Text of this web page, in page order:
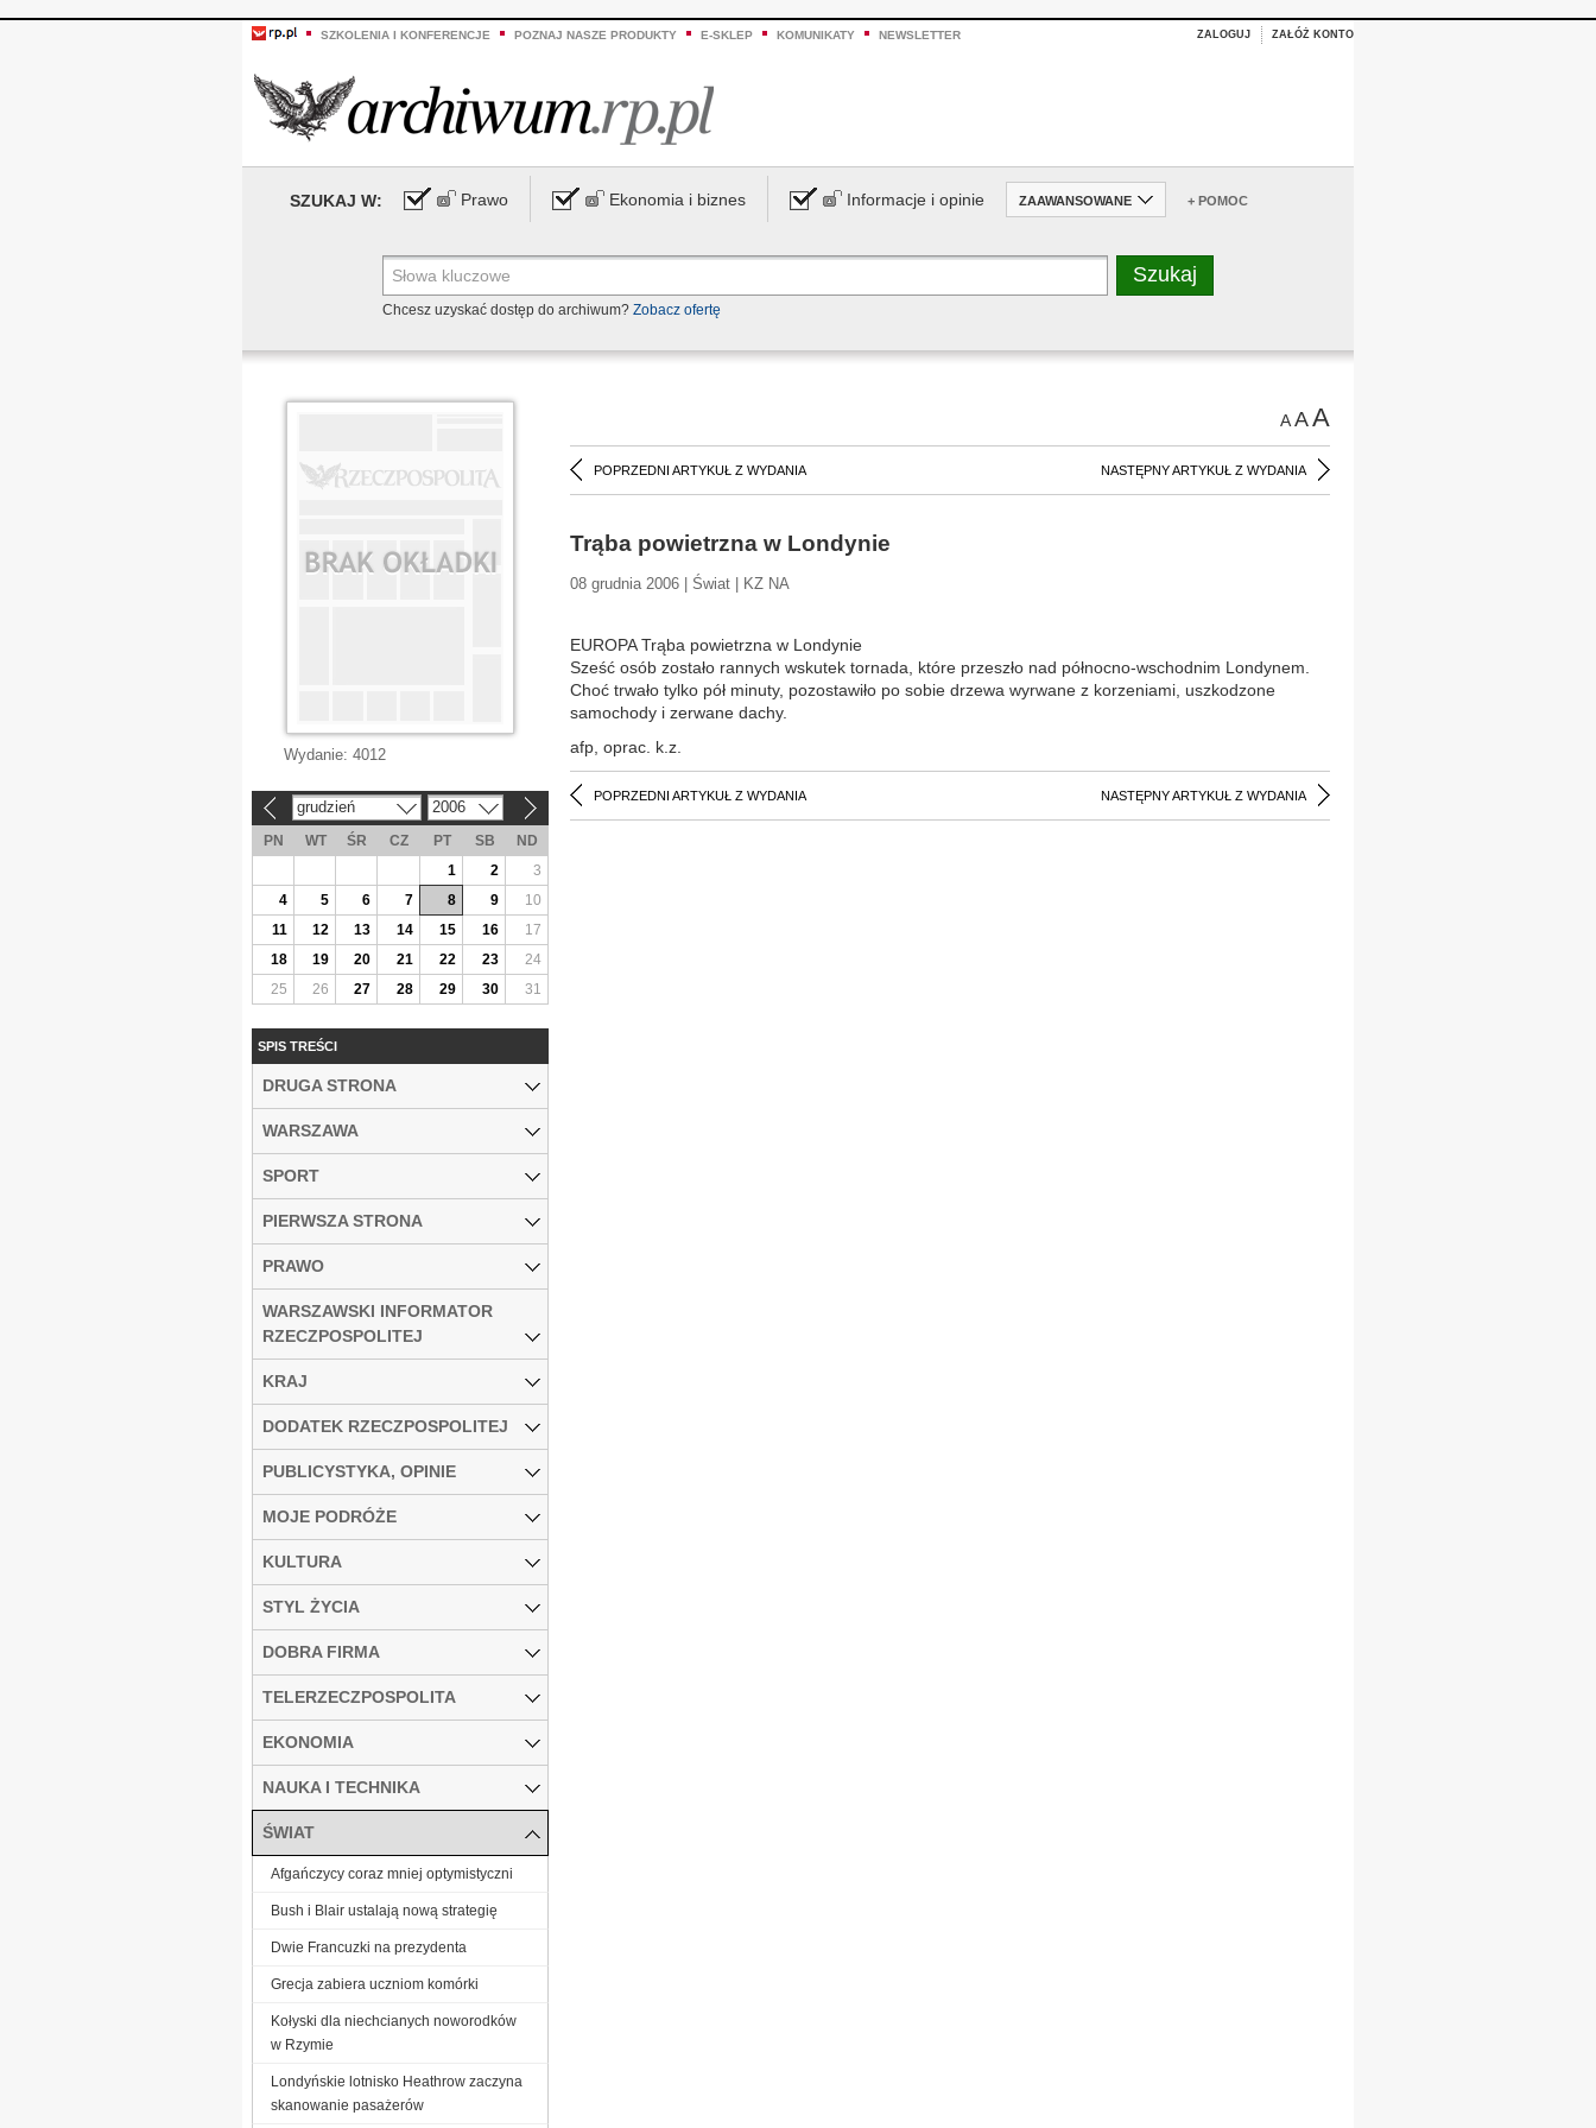
SZKOLENIA I KONFERENCJE POZNAJ NASZE PRODUKTY E-SKLEP KOMUNIKATY NEWSLETTER ZALOGUJ ZAŁÓŻ KONTO
SZUKAJ W: Prawo Ekonomia i biznes Informacje i opinie ZAAWANSOWANE + POMOC
Chcesz uzyskać dostęp do archiwum? Zobacz ofertę
AAA
POPRZEDNI ARTYKUŁ Z WYDANIA NASTĘPNY ARTYKUŁ Z WYDANIA
Trąba powietrzna w Londynie
08 grudnia 2006 | Świat | KZ NA
EUROPA Trąba powietrzna w Londynie
Sześć osób zostało rannych wskutek tornada, które przeszło nad północno-wschodnim Londynem.
Choć trwało tylko pół minuty, pozostawiło po sobie drzewa wyrwane z korzeniami, uszkodzone
samochody i zerwane dachy.
afp, oprac. k.z.
POPRZEDNI ARTYKUŁ Z WYDANIA NASTĘPNY ARTYKUŁ Z WYDANIA
Wydanie: 4012
grudzień 2006
PN WT ŚR CZ PT SB
ND
1
2
3
4
5 6 7 8 9
10
11
12 13 14 15 16
17
18
19 20 21 22 23
24
25
26 27 28 29 30 31
SPIS TREŚCI
DRUGA STRONA
WARSZAWA
SPORT
PIERWSZA STRONA
PRAWO
WARSZAWSKI INFORMATOR
RZECZPOSPOLITEJ
KRAJ
DODATEK RZECZPOSPOLITEJ
PUBLICYSTYKA, OPINIE
MOJE PODRÓŻE
KULTURA
STYL ŻYCIA
DOBRA FIRMA
TELERZECZPOSPOLITA
EKONOMIA
NAUKA I TECHNIKA
ŚWIAT
Afgańczycy coraz mniej optymistyczni
Bush i Blair ustalają nową strategię
Dwie Francuzki na prezydenta
Grecja zabiera uczniom komórki
Kołyski dla niechcianych noworodków
w Rzymie
Londyńskie lotnisko Heathrow zaczyna
skanowanie pasażerów